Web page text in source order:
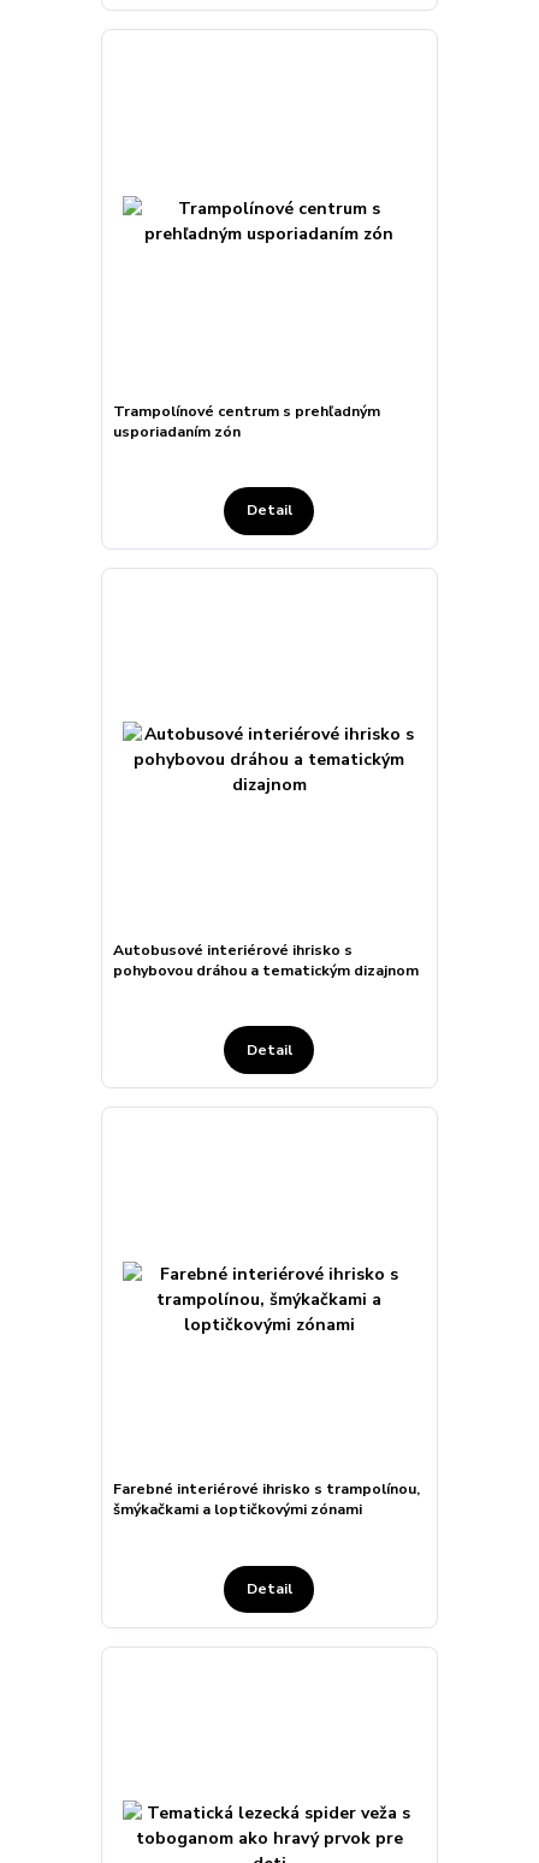
Trampolínové centrum s prehľadným
usporiadaním zón
Detail
Autobusové interiérové ihrisko s
pohybovou dráhou a tematickým dizajnom
Detail
Farebné interiérové ihrisko s trampolínou,
šmýkačkami a loptičkovými zónami
Detail